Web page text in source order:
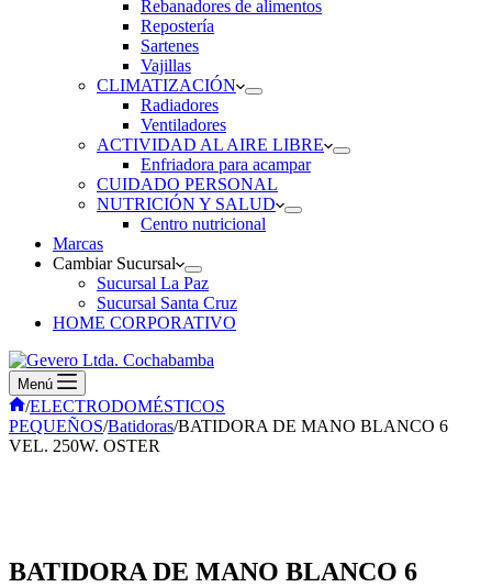
Rebanadores de alimentos
Repostería
Sartenes
Vajillas
CLIMATIZACIÓN
Radiadores
Ventiladores
ACTIVIDAD AL AIRE LIBRE
Enfriadora para acampar
CUIDADO PERSONAL
NUTRICIÓN Y SALUD
Centro nutricional
Marcas
Cambiar Sucursal
Sucursal La Paz
Sucursal Santa Cruz
HOME CORPORATIVO
Menú
Inicio
/ELECTRODOMÉSTICOS
PEQUEÑOS/Batidoras/BATIDORA DE MANO BLANCO 6
VEL. 250W. OSTER
BATIDORA DE MANO BLANCO 6